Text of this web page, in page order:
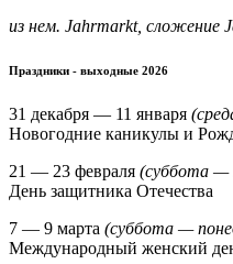
из нем. Jahrmarkt, сложение
Праздники - выходные 2026
31 декабря — 11 января
Новогодние каникулы и
21 — 23 февраля (суббота —
День защитника Отечества
7 — 9 марта (суббота —
Международный женский